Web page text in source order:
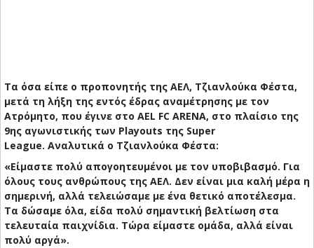
Τα όσα είπε ο προπονητής της ΑΕΛ, Τζιανλούκα Φέστα,
μετά τη λήξη της εντός έδρας αναμέτρησης με τον
Ατρόμητο, που έγινε στο AEL FC ARENA, στο πλαίσιο της
9ης αγωνιστικής των Playouts της Super
League. Αναλυτικά ο Τζιανλούκα Φέστα:
«Είμαστε πολύ απογοητευμένοι με τον υποβιβασμό. Για
όλους τους ανθρώπους της ΑΕΛ. Δεν είναι μια καλή μέρα η
σημερινή, αλλά τελειώσαμε με ένα θετικό αποτέλεσμα.
Τα δώσαμε όλα, είδα πολύ σημαντική βελτίωση στα
τελευταία παιχνίδια. Τώρα είμαστε ομάδα, αλλά είναι
πολύ αργά».